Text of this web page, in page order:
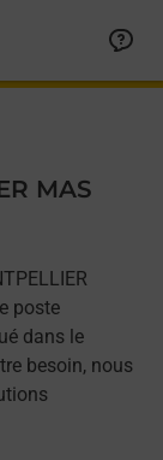
MAS
poste
dans le
besoin, nous